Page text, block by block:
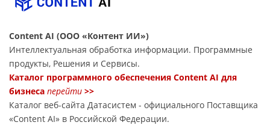
Content AI (ООО «Контент ИИ»)
Интеллектуальная обработка информации. Программные
продукты, Решения и Сервисы.
Каталог программного обеспечения Content AI для
бизнеса перейти >>
Каталог веб-сайта Датасиcтем - официального Поставщика
«Content AI» в Российской Федерации.